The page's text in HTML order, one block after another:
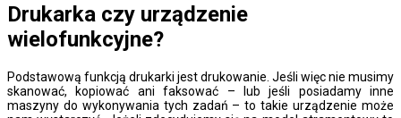
Drukarka czy urządzenie
wielofunkcyjne?
Podstawową funkcją drukarki jest drukowanie. Jeśli więc nie musimy
skanować, kopiować ani faksować – lub jeśli posiadamy inne
maszyny do wykonywania tych zadań – to takie urządzenie może